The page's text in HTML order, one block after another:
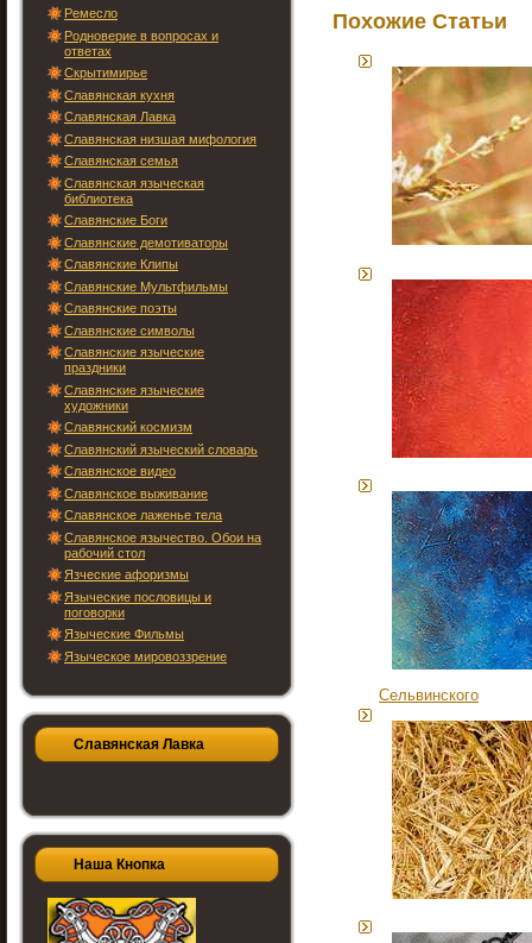
Ремесло
Родноверие в вопросах и
ответах
Скрытимирье
Славянская кухня
Славянская Лавка
Славянская низшая мифология
Славянская семья
Славянская языческая
библиотека
Славянские Боги
Славянские демотиваторы
Славянские Клипы
Славянские Мультфильмы
Славянские поэты
Славянские символы
Славянские языческие
праздники
Славянские языческие
художники
Славянский космизм
Славянский языческий словарь
Славянское видео
Славянское выживание
Славянское лаженье тела
Славянское язычество. Обои на
рабочий стол
Язческие афоризмы
Языческие пословицы и
поговорки
Языческие Фильмы
Языческое мировоззрение
Славянская Лавка
Наша Кнопка
Похожие Статьи
Сельвинского